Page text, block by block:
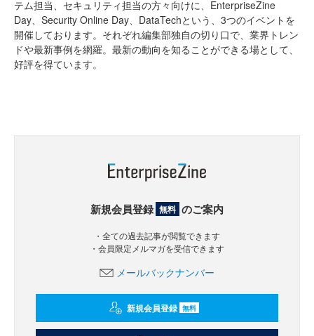
テム担当、セキュリティ担当の方々向けに、EnterpriseZine
Day、Security Online Day、DataTechという、3つのイベントを
開催しております。それぞれ編集部独自の切り口で、業界トレン
ドや最新事例を網羅。最新の動向を知ることができる場として、
好評を得ています。
新規会員登録 無料 のご案内
・全ての過去記事が閲覧できます
・会員限定メルマガを受信できます
メールバックナンバー
新規会員登録 無料